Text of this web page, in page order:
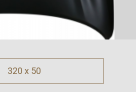
320 x 50